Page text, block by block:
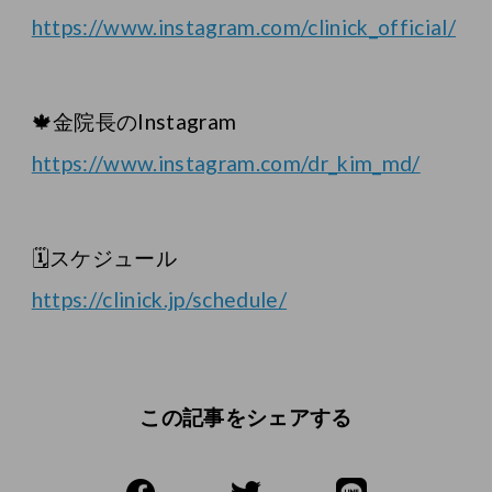
https://www.instagram.com/clinick_official/
🍁金院長のInstagram
https://www.instagram.com/dr_kim_md/
🗓スケジュール
https://clinick.jp/schedule/
この記事をシェアする